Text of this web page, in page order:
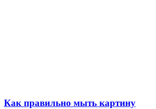
Как правильно мыть картину